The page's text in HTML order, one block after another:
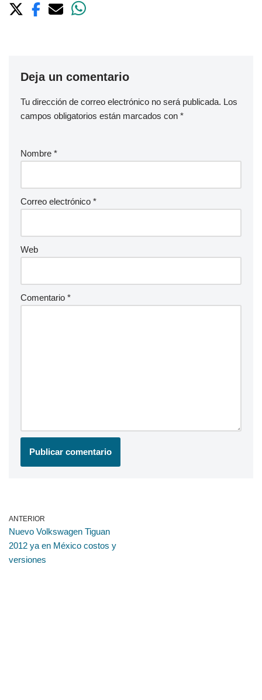
Deja un comentario
Tu dirección de correo electrónico no será publicada. Los
campos obligatorios están marcados con *
Nombre *
Correo electrónico *
Web
Comentario *
ANTERIOR
Nuevo Volkswagen Tiguan
2012 ya en México costos y
versiones